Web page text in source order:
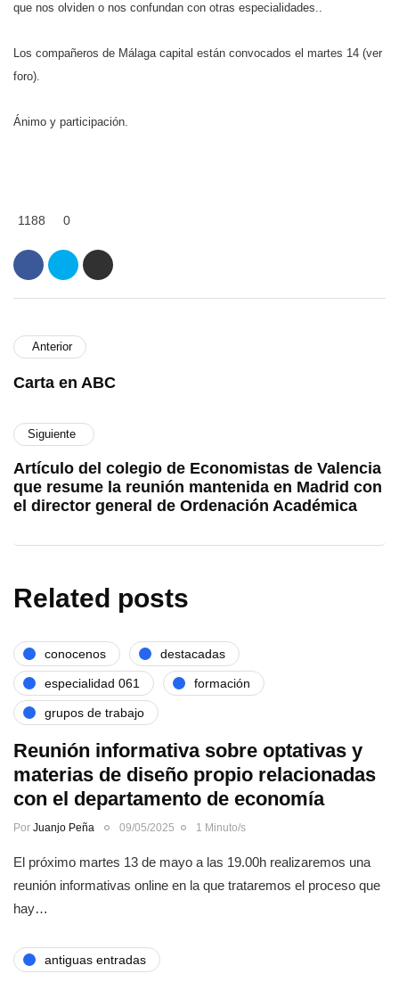
que nos olviden o nos confundan con otras especialidades..
Los compañeros de Málaga capital están convocados el martes 14 (ver
foro).
Ánimo y participación.
1188 0
Anterior
Carta en ABC
Siguiente
Artículo del colegio de Economistas de Valencia
que resume la reunión mantenida en Madrid con
el director general de Ordenación Académica
Related posts
conocenos destacadas
especialidad 061 formación
grupos de trabajo
Reunión informativa sobre optativas y
materias de diseño propio relacionadas
con el departamento de economía
Por Juanjo Peña 09/05/2025 1 Minuto/s
El próximo martes 13 de mayo a las 19.00h realizaremos una
reunión informativas online en la que trataremos el proceso que
hay…
antiguas entradas